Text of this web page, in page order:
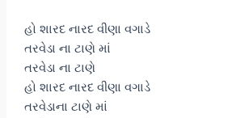
હો શારદ નારદ વીણા વગાડે
તરવેડા ના ટાણે માં
તરવેડા ના ટાણે
હો શારદ નારદ વીણા વગાડે
તરવેડાના ટાણે માં